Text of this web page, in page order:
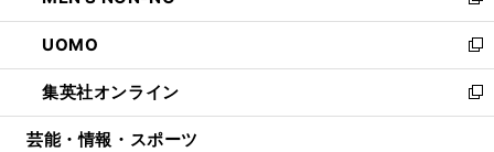
開
く
ウ
で
開
く
ン
ド
ウ
で
開
ウ
ィ
ン
ド
ウ
し
い
ウ
ィ
ン
UOMO
新
し
い
ウ
集英社オンライン
新
し
芸能・情報・スポーツ